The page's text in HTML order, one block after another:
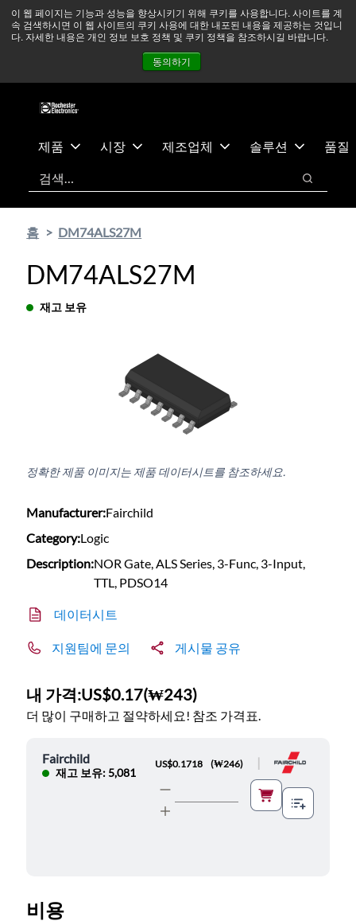
이 웹 페이지는 기능과 성능을 향상시키기 위해 쿠키를 사용합니다. 사이트를 계
속 검색하시면 이 웹 사이트의 쿠키 사용에 대한 내포된 내용을 제공하는 것입니
다. 자세한 내용은 개인 정보 보호 정책 및 쿠키 정책을 참조하시길 바랍니다.
동의하기
츠
건
중동 지역 상황을 지속적으로 주시하고 있으며, 모든 서비스는
정상적으로 운영되고 있습니다. 더 읽어보기 →
뉴스
문의하기
제품 시장 제조업체 솔루션
품질
검색
검색
홈 DM74ALS27M
DM74ALS27M
재고 보유
정확한 제품 이미지는 제품 데이터시트를 참조하세요.
Manufacturer:Fairchild
Category:Logic
Description:NOR Gate, ALS Series, 3-Func, 3-Input,
TTL, PDSO14
데이터시트
지원팀에 문의 게시물 공유
내 가격:US$0.17(₩243)
더 많이 구매하고 절약하세요! 참조 가격표.
Fairchild
재고 보유: 5,081
US$0.1718 (₩246)
비용